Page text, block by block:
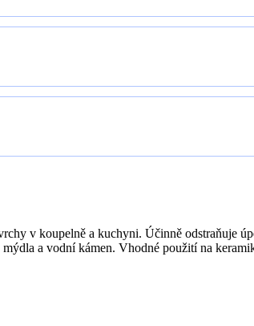
v koupelně a kuchyni. Účinně odstraňuje
a vodní kámen. Vhodné použití na